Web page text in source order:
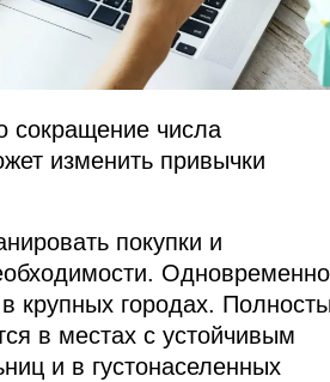
сокращение числа
изменить привычки
покупки и
Одновременно
крупных городах.
в местах с устойчивым
и в густонаселенных